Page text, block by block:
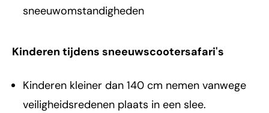
sneeuwomstandigheden
Kinderen tijdens sneeuwscootersafari's
Kinderen kleiner dan 140 cm nemen vanwege
veiligheidsredenen plaats in een slee.